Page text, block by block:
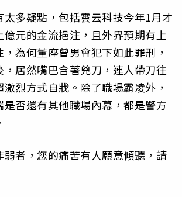
太多疑點，包括雲云科技今年1月才
元的金流挹注，且外界預期有上
為何董座曾男會犯下如此罪刑，
，居然嘴巴含著兇刀，連人帶刀往
烈方式自戕。除了職場霸凌外，
是否還有其他職場內幕，都是警方
者，您的痛苦有人願意傾聽，請